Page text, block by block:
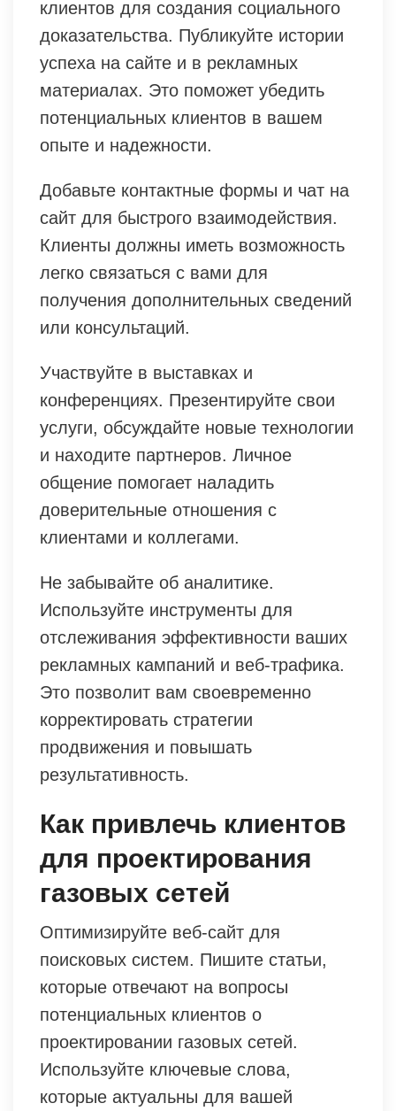
клиентов для создания социального
доказательства. Публикуйте истории
успеха на сайте и в рекламных
материалах. Это поможет убедить
потенциальных клиентов в вашем
опыте и надежности.
Добавьте контактные формы и чат на
сайт для быстрого взаимодействия.
Клиенты должны иметь возможность
легко связаться с вами для
получения дополнительных сведений
или консультаций.
Участвуйте в выставках и
конференциях. Презентируйте свои
услуги, обсуждайте новые технологии
и находите партнеров. Личное
общение помогает наладить
доверительные отношения с
клиентами и коллегами.
Не забывайте об аналитике.
Используйте инструменты для
отслеживания эффективности ваших
рекламных кампаний и веб-трафика.
Это позволит вам своевременно
корректировать стратегии
продвижения и повышать
результативность.
Как привлечь клиентов
для проектирования
газовых сетей
Оптимизируйте веб-сайт для
поисковых систем. Пишите статьи,
которые отвечают на вопросы
потенциальных клиентов о
проектировании газовых сетей.
Используйте ключевые слова,
которые актуальны для вашей